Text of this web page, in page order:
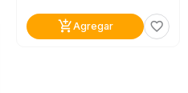
add_shopping_cartAgregar favorite_border